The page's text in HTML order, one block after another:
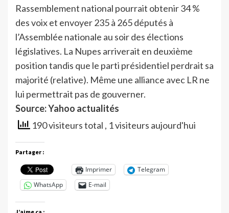
Rassemblement national pourrait obtenir 34 %
des voix et envoyer 235 à 265 députés à
l’Assemblée nationale au soir des élections
législatives. La Nupes arriverait en deuxième
position tandis que le parti présidentiel perdrait sa
majorité (relative). Même une alliance avec LR ne
lui permettrait pas de gouverner.
Source: Yahoo actualités
190 visiteurs total , 1 visiteurs aujourd'hui
Partager :
Imprimer
Telegram
WhatsApp
E-mail